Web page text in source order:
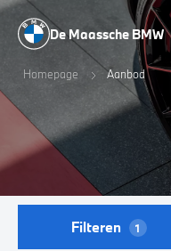
De Maassche BMW
Homepage Aanbod
Filteren 1